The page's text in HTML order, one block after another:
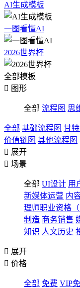
AI生成模板
一图看懂AI
2026世界杯
全部模板
 图形
全部 流程图 思
全部 基础流程图 甘特
价值链图 其他流程图
 展开
 场景
全部 UI设计 用
新媒体运营 内
理师职业资格（
制造 商务销售
知识 人文历史
 展开
 价格
全部 免费 VIP